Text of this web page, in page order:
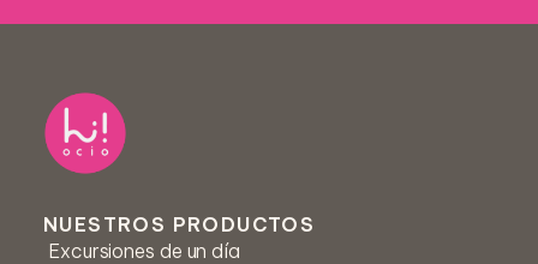
Nombre *
Centro educativo *
NUESTROS PRODUCTOS
Excursiones de un día